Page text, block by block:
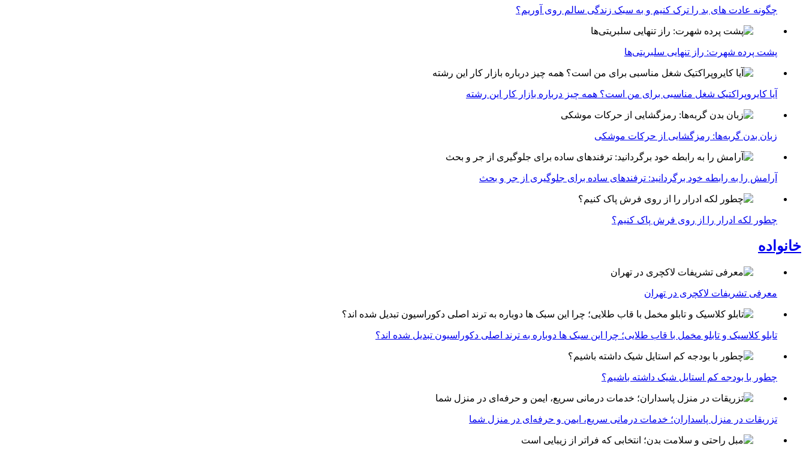
چگونه عادت‌ های بد را ترک کنیم و به سبک زندگی سالم روی آوریم؟
پشت پرده شهرت: راز تنهایی سلبریتی‌ها
آیا کایروپراکتیک شغل مناسبی برای من است؟ همه چیز درباره بازار کار این رشته
زبان بدن گربه‌ها: رمزگشایی از حرکات موشکی
آرامش را به رابطه خود برگردانید: ترفندهای ساده برای جلوگیری از جر و بحث
چطور لکه ادرار را از روی فرش پاک کنیم؟
خانواده
معرفی تشریفات لاکچری در تهران
تابلو کلاسیک و تابلو مخمل با قاب طلایی؛ چرا این سبک ها دوباره به ترند اصلی دکوراسیون تبدیل شده اند؟
چطور با بودجه کم استایل شیک داشته باشیم؟
تزریقات در منزل پاسداران؛ خدمات درمانی سریع، ایمن و حرفه‌ای در منزل شما